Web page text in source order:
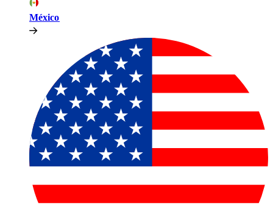
México​​